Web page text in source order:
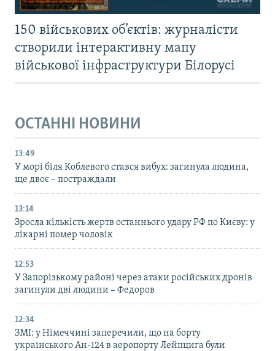
150 військових об’єктів: журналісти
створили інтерактивну мапу
військової інфраструктури Білорусі
ОСТАННІ НОВИНИ
13:49
У морі біля Коблевого стався вибух: загинула людина,
ще двоє – постраждали
13:14
Зросла кількість жертв останнього удару РФ по Києву: у
лікарні помер чоловік
12:53
У Запорізькому районі через атаки російських дронів
загинули дві людини – Федоров
12:34
ЗМІ: у Німеччині заперечили, що на борту
українського Ан-124 в аеропорту Лейпцига були